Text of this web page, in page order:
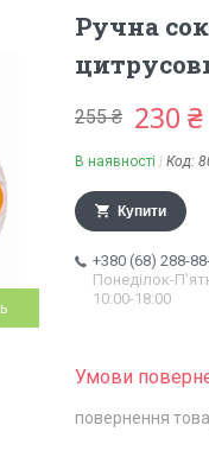
Ручна
255 ₴ 230 ₴
В наявності Код:
Купити
+380 (68) 288-
Понеділок-
10:00-18:00
повернення